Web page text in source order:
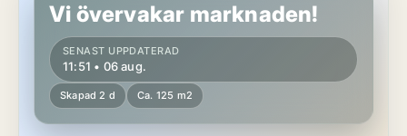
Vi övervakar marknaden!
SENAST UPPDATERAD
11:51 • 06 aug.
Skapad 2 d Ca. 125 m2